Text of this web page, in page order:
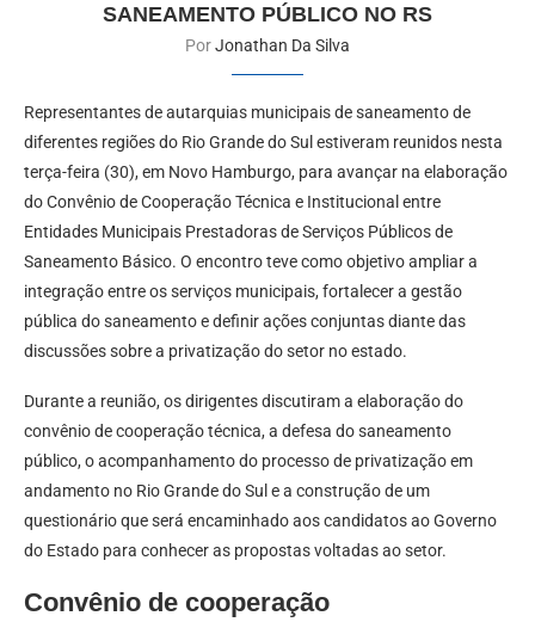
SANEAMENTO PÚBLICO NO RS
PorJonathan Da Silva
Representantes de autarquias municipais de saneamento de
diferentes regiões do Rio Grande do Sul estiveram reunidos nesta
terça-feira (30), em Novo Hamburgo, para avançar na elaboração
do Convênio de Cooperação Técnica e Institucional entre
Entidades Municipais Prestadoras de Serviços Públicos de
Saneamento Básico. O encontro teve como objetivo ampliar a
integração entre os serviços municipais, fortalecer a gestão
pública do saneamento e definir ações conjuntas diante das
discussões sobre a privatização do setor no estado.
Durante a reunião, os dirigentes discutiram a elaboração do
convênio de cooperação técnica, a defesa do saneamento
público, o acompanhamento do processo de privatização em
andamento no Rio Grande do Sul e a construção de um
questionário que será encaminhado aos candidatos ao Governo
do Estado para conhecer as propostas voltadas ao setor.
Convênio de cooperação